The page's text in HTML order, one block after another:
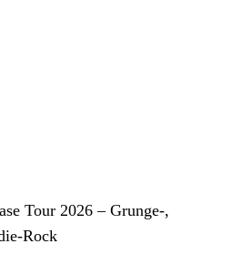
Tour 2026 – Grunge-,
Rock